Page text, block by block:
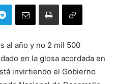
al año y no 2 mil 500
en la glosa acordada en
invirtiendo el Gobierno